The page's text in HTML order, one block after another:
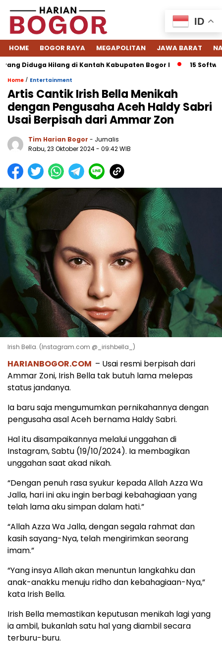
HOME BOGOR RAYA MEGAPOLITAN JAWA BARAT
Diduga Hilang di Kantah Kabupaten Bogor I 15 Software
Home / Entertainment
Artis Cantik Irish Bella Menikah
dengan Pengusaha Aceh Haldy Sabri
Usai Berpisah dari Ammar Zon
Tim Harian Bogor - Jurnalis
Rabu, 23 Oktober 2024 - 09:42 WIB
Irish Bella. (Instagram.com @_irishbella_)
HARIANBOGOR.COM – Usai resmi berpisah dari
Ammar Zoni, Irish Bella tak butuh lama melepas
status jandanya.
Ia baru saja mengumumkan pernikahannya dengan
pengusaha asal Aceh bernama Haldy Sabri.
Hal itu disampaikannya melalui unggahan di
Instagram, Sabtu (19/10/2024). Ia membagikan
unggahan saat akad nikah.
“Dengan penuh rasa syukur kepada Allah Azza Wa
Jalla, hari ini aku ingin berbagi kebahagiaan yang
telah lama aku simpan dalam hati.”
“Allah Azza Wa Jalla, dengan segala rahmat dan
kasih sayang-Nya, telah mengirimkan seorang
imam.”
“Yang insya Allah akan menuntun langkahku dan
anak-anakku menuju ridho dan kebahagiaan-Nya,”
kata Irish Bella.
Irish Bella memastikan keputusan menikah lagi yang
ia ambil, bukanlah satu hal yang diambil secara
terburu-buru.
ID